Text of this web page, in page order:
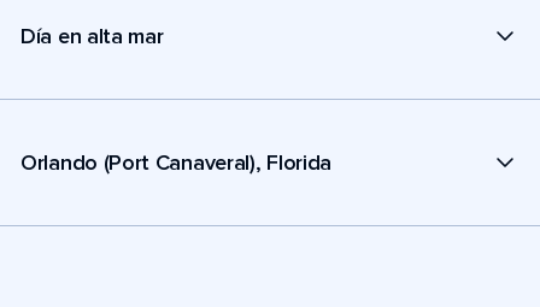
Día en alta mar
Orlando (Port Canaveral), Florida